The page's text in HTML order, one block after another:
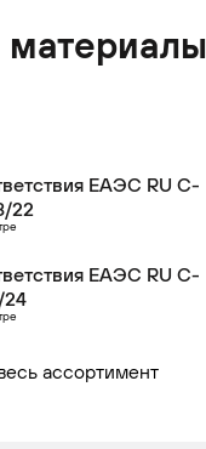
ЕАЭС RU С-
22
ЕАЭС RU С-
24
ассортимент